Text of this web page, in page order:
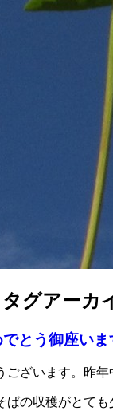
グアーカ
とう御座いま
ございます。昨
ばの収穫がとて